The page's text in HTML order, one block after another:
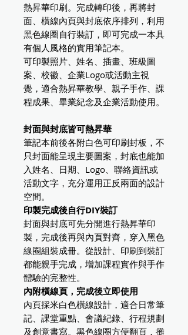
熱昇華印刷。完成轉印後，再將封
面、橫線內頁與封底依序排列，利用
黑色線圈自行裝訂，即可完成一本具
有個人風格的實用筆記本。
可印製照片、姓名、插畫、班級圖
案、校徽、企業Logo或活動主視
覺，適合熱昇華教學、親子手作、課
程成果、畢業紀念及企業活動使用。
封面與封底皆可熱昇華
筆記本前後各附白色可印刷封板，不
只封面能呈現主要圖案，封底也能加
入姓名、日期、Logo、聯絡資訊或
活動文字，充分運用正反兩面的設計
空間。
印製完成後自行DIY裝訂
封面與封底可先分開進行熱昇華印
製，完成後再與內頁對齊，穿入黑色
線圈組裝成冊。從設計、印刷到裝訂
都能親手完成，增加課程實作與手作
體驗的完整性。
內附橫線頁，完成後立即使用
內頁採米白色橫線設計，適合日常筆
記、課堂重點、會議紀錄、行程規劃
及創意書寫。黑色線圈方便翻頁，攤